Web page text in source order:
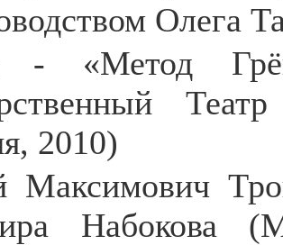
Олега
- «Метод
2010)
Максимович